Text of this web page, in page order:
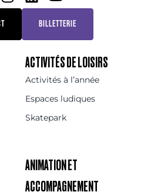
BILLETTERIE
ACTIVITÉS DE LOISIRS
Activités à l’année
Espaces ludiques
Skatepark
ANIMATION ET
ACCOMPAGNEMENT